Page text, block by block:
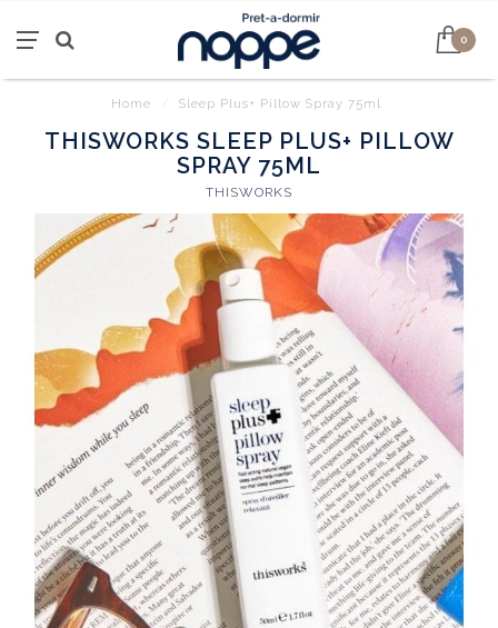
0
Home Sleep Plus+ Pillow Spray 75ml
THISWORKS SLEEP PLUS+ PILLOW
SPRAY 75ML
THISWORKS